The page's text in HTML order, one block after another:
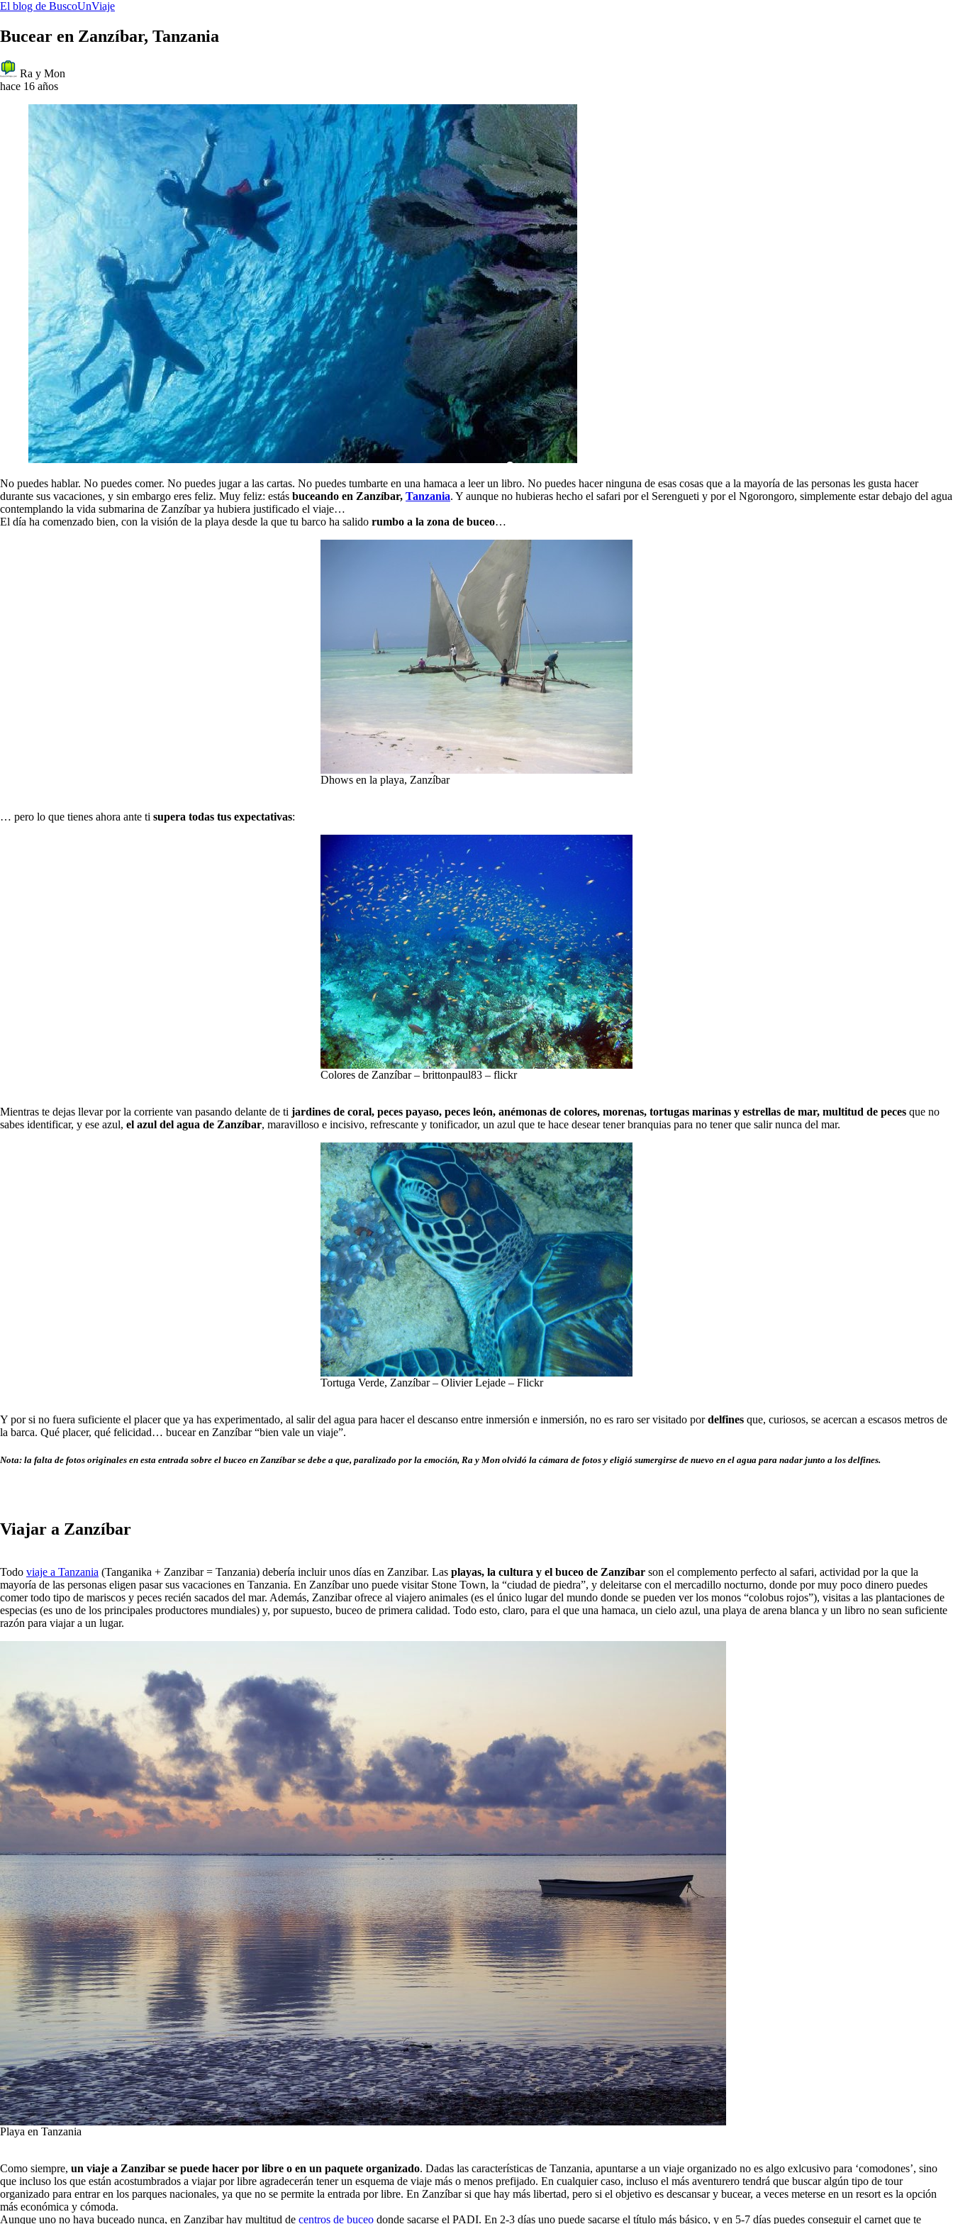
El blog de BuscoUnViaje
Bucear en Zanzíbar, Tanzania
Ra y Mon
hace 16 años
No puedes hablar. No puedes comer. No puedes jugar a las cartas. No puedes tumbarte en una hamaca a leer un libro. No puedes hacer ninguna de esas cosas que a la mayoría de las personas les gusta hacer
durante sus vacaciones, y sin embargo eres feliz. Muy feliz: estás buceando en Zanzíbar, Tanzania. Y aunque no hubieras hecho el safari por el Serengueti y por el Ngorongoro, simplemente estar debajo del agua
contemplando la vida submarina de Zanzíbar ya hubiera justificado el viaje…
El día ha comenzado bien, con la visión de la playa desde la que tu barco ha salido rumbo a la zona de buceo…
Dhows en la playa, Zanzíbar
… pero lo que tienes ahora ante ti supera todas tus expectativas:
Colores de Zanzíbar – brittonpaul83 – flickr
Mientras te dejas llevar por la corriente van pasando delante de ti jardines de coral, peces payaso, peces león, anémonas de colores, morenas, tortugas marinas y estrellas de mar, multitud de peces que no
sabes identificar, y ese azul, el azul del agua de Zanzíbar, maravilloso e incisivo, refrescante y tonificador, un azul que te hace desear tener branquias para no tener que salir nunca del mar.
Tortuga Verde, Zanzíbar – Olivier Lejade – Flickr
Y por si no fuera suficiente el placer que ya has experimentado, al salir del agua para hacer el descanso entre inmersión e inmersión, no es raro ser visitado pordelfines que, curiosos, se acercan a escasos metros de
la barca. Qué placer, qué felicidad… bucear en Zanzíbar “bien vale un viaje”.
Nota: la falta de fotos originales en esta entrada sobre el buceo en Zanzíbar se debe a que, paralizado por la emoción, Ra y Mon olvidó la cámara de fotos y eligió sumergirse de nuevo en el agua para nadar junto a los delfines.
Viajar a Zanzíbar
Todo viaje a Tanzania (Tanganika + Zanzibar = Tanzania) debería incluir unos días en Zanzibar. Las playas, la cultura y el buceo de Zanzíbar son el complemento perfecto al safari, actividad por la que la
mayoría de las personas eligen pasar sus vacaciones en Tanzania. En Zanzíbar uno puede visitar Stone Town, la “ciudad de piedra”, y deleitarse con el mercadillo nocturno, donde por muy poco dinero puedes
comer todo tipo de mariscos y peces recién sacados del mar. Además, Zanzibar ofrece al viajero animales (es el único lugar del mundo donde se pueden ver los monos “colobus rojos”), visitas a las plantaciones de
especias (es uno de los principales productores mundiales) y, por supuesto, buceo de primera calidad. Todo esto, claro, para el que una hamaca, un cielo azul, una playa de arena blanca y un libro no sean suficiente
razón para viajar a un lugar.
Playa en Tanzania
Como siempre, un viaje a Zanzibar se puede hacer por libre o en un paquete organizado. Dadas las características de Tanzania, apuntarse a un viaje organizado no es algo exlcusivo para ‘comodones’, sino
que incluso los que están acostumbrados a viajar por libre agradecerán tener un esquema de viaje más o menos prefijado. En cualquier caso, incluso el más aventurero tendrá que buscar algún tipo de tour
organizado para entrar en los parques nacionales, ya que no se permite la entrada por libre. En Zanzíbar si que hay más libertad, pero si el objetivo es descansar y bucear, a veces meterse en un resort es la opción
más económica y cómoda.
Aunque uno no haya buceado nunca, en Zanzibar hay multitud de centros de buceo donde sacarse el PADI. En 2-3 días uno puede sacarse el título más básico, y en 5-7 días puedes conseguir el carnet que te